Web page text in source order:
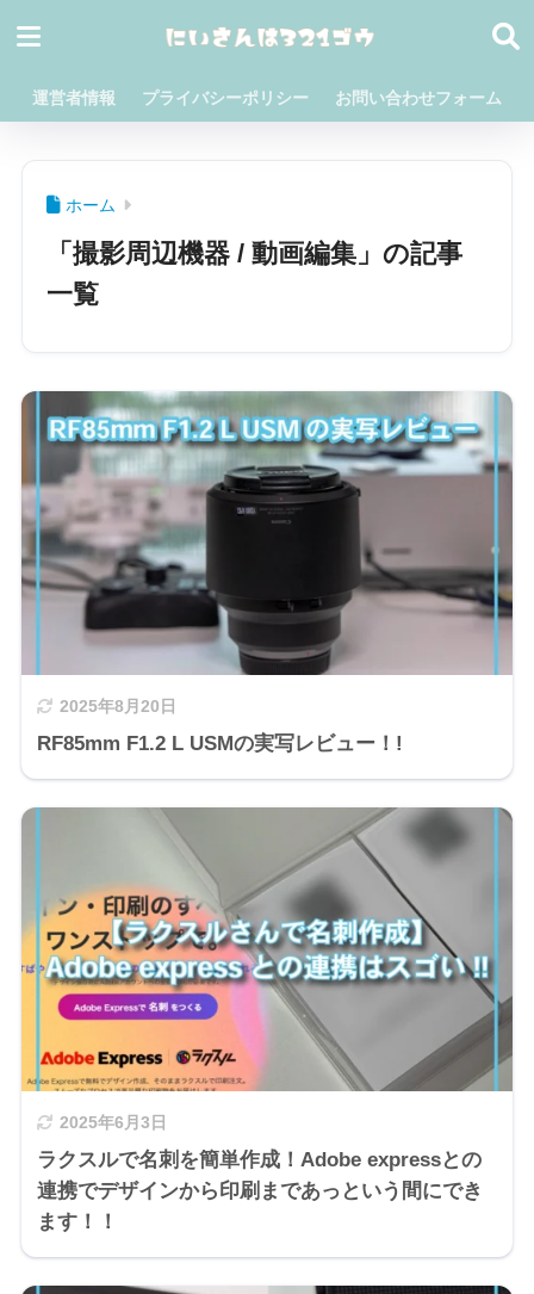
運営者情報 プライバシーポリシー お問い合わせフォーム
ホーム
「撮影周辺機器 / 動画編集」の記事
一覧
2025年8月20日
RF85mm F1.2 L USMの実写レビュー！!
2025年6月3日
ラクスルで名刺を簡単作成！Adobe expressとの
連携でデザインから印刷まであっという間にでき
ます！！